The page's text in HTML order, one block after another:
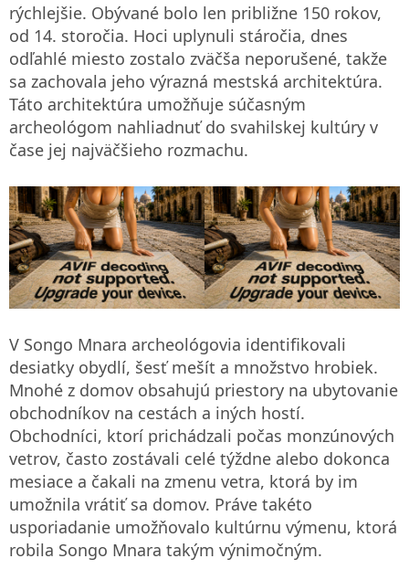
rýchlejšie. Obývané bolo len približne 150 rokov,
od 14. storočia. Hoci uplynuli stáročia, dnes
odľahlé miesto zostalo zväčša neporušené, takže
sa zachovala jeho výrazná mestská architektúra.
Táto architektúra umožňuje súčasným
archeológom nahliadnuť do svahilskej kultúry v
čase jej najväčšieho rozmachu.
V Songo Mnara archeológovia identifikovali
desiatky obydlí, šesť mešít a množstvo hrobiek.
Mnohé z domov obsahujú priestory na ubytovanie
obchodníkov na cestách a iných hostí.
Obchodníci, ktorí prichádzali počas monzúnových
vetrov, často zostávali celé týždne alebo dokonca
mesiace a čakali na zmenu vetra, ktorá by im
umožnila vrátiť sa domov. Práve takéto
usporiadanie umožňovalo kultúrnu výmenu, ktorá
robila Songo Mnara takým výnimočným.